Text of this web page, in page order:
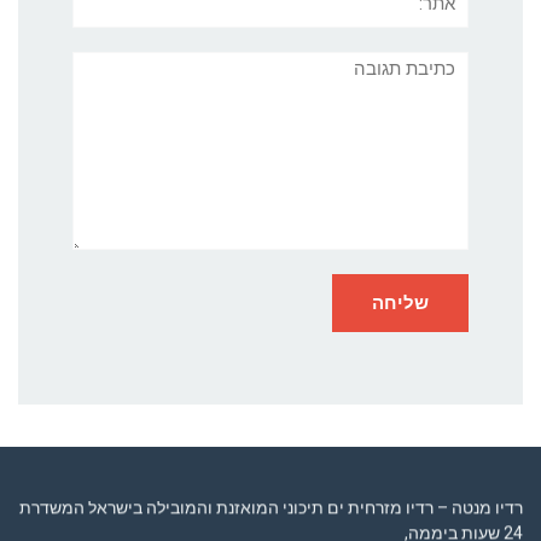
תגובה
רדיו מנטה – רדיו מזרחית ים תיכוני המואזנת והמובילה בישראל המשדרת
24 שעות ביממה,